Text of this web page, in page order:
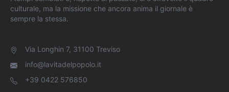
culturale, ma la missione che ancora anima il giornale è
sempre la stessa.
Via Longhin 7, 31100 Treviso
info@lavitadelpopolo.it
+39 0422 576850